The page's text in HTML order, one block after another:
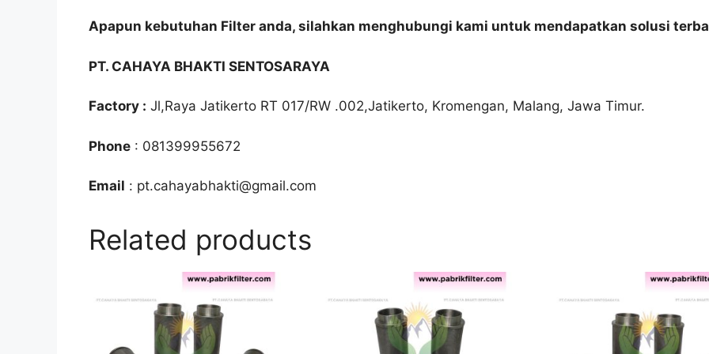
Apapun kebutuhan Filter anda, silahkan menghubungi kami untuk mendapatkan solusi
PT. CAHAYA BHAKTI SENTOSARAYA
Factory : Jl,Raya Jatikerto RT 017/RW .002,Jatikerto, Kromengan, Malang, Jawa Timur.
Phone : 081399955672
Email : pt.cahayabhakti@gmail.com
Related products